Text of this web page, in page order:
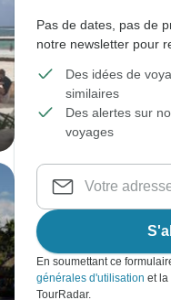
Pas de dates, pas de
notre newsletter pour
Des idées de
similaires
Des alertes sur
voyages
En soumettant ce
générales d'utilisation et la
TourRadar.